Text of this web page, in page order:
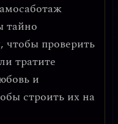
тайно
чтобы проверить
тратите
и
строить их на